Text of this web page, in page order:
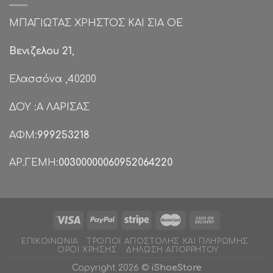
ΜΠΑΓΙΩΤΑΣ ΧΡΗΣΤΟΣ ΚΑΙ ΣΙΑ ΟΕ
Βενιζελου 21,
Ελασσόνα ,40200
ΔΟΥ :Α ΛΑΡΙΣΑΣ
ΑΦΜ:999253218
ΑΡ.ΓΕΜΗ:00300000060952064220
ΕΠΙΚΟΙΝΩΝΊΑ
ΤΡΌΠΟΙ ΑΠΟΣΤΟΛΉΣ ΚΑΙ ΠΛΗΡΩΜΉΣ
ΌΡΟΙ ΧΡΉΣΗΣ
ΔΉΛΩΣΗ ΑΠΟΡΡΉΤΟΥ
Copyright 2026 © iShoeStore